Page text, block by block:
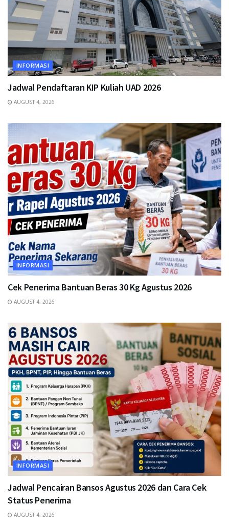
INFORMASI
Jadwal Pendaftaran KIP Kuliah UAD 2026
AUGUST 4, 2026
INFORMASI
Cek Penerima Bantuan Beras 30 Kg Agustus 2026
AUGUST 4, 2026
INFORMASI
Jadwal Pencairan Bansos Agustus 2026 dan Cara Cek
Status Penerima
AUGUST 4, 2026